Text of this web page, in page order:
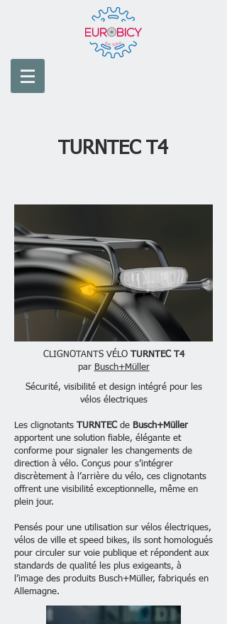
TURNTEC T4
CLIGNOTANTS VÉLO TURNTEC T4
par Busch+Müller
Sécurité, visibilité et design intégré pour les
vélos électriques
Les clignotants TURNTEC de Busch+Müller
apportent une solution fiable, élégante et
conforme pour signaler les changements de
direction à vélo. Conçus pour s’intégrer
discrètement à l’arrière du vélo, ces clignotants
offrent une visibilité exceptionnelle, même en
plein jour.
Pensés pour une utilisation sur vélos électriques,
vélos de ville et speed bikes, ils sont homologués
pour circuler sur voie publique et répondent aux
standards de qualité les plus exigeants, à
l’image des produits Busch+Müller, fabriqués en
Allemagne.